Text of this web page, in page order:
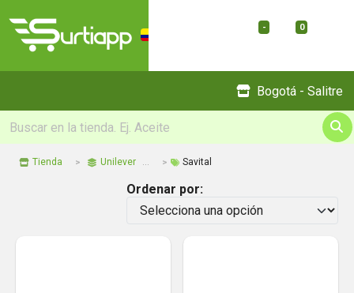
- 0
Bogotá - Salitre
Tienda Unilever Savital
Ordenar por: